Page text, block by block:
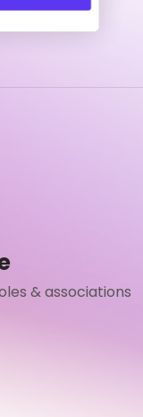
& associations